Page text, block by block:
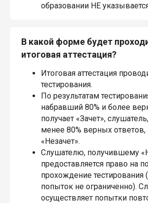
образовании НЕ
В какой форме будет
итоговая аттестация?
Итоговая аттестация
тестирования.
По результатам
набравший 80% и более
получает «Зачет»,
менее 80% верных ответов,
«Незачет».
Слушателю, получившему
предоставляется право на
прохождение тестирования
попыток не ограниченно).
осуществляет попытки